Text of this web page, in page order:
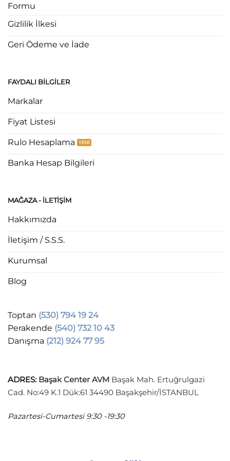
Formu
Gizlilik İlkesi
Geri Ödeme ve İade
FAYDALI BILGILER
Markalar
Fiyat Listesi
Rulo Hesaplama
Banka Hesap Bilgileri
MAĞAZA - ILETIŞIM
Hakkımızda
İletişim / S.S.S.
Kurumsal
Blog
Toptan (530) 794 19 24
Perakende (540) 732 10 43
Danışma (212) 924 77 95
ADRES: Başak Center AVM Başak Mah. Ertuğrulgazi
Cad. No:49 K.1 Dük:61 34490 Başakşehir/İSTANBUL
Pazartesi-Cumartesi 9:30 -19:30